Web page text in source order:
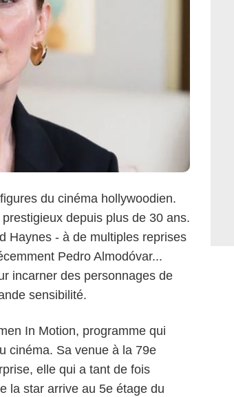
du cinéma hollywoodien.
depuis plus de 30 ans.
Haynes - à de multiples reprises
Pedro Almodóvar...
incarner des personnages de
sensibilité.
In Motion, programme qui
cinéma. Sa venue à la 79e
elle qui a tant de fois
la star arrive au 5e étage du